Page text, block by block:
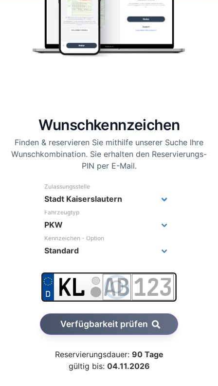
Wunsch­kennzeichen
Finden & reservieren Sie mithilfe unserer Suche Ihre
Wunschkombination. Sie erhalten den Reservierungs-
PIN per E-Mail.
Zulassungsstelle
Fahrzeugtyp
Kennzeichen - Option
Verfügbarkeit prüfen
Reservierungsdauer: 90 Tage
gültig bis: 04.11.2026